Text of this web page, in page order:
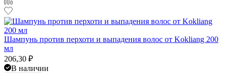
Шампунь против перхоти и выпадения волос от Kokliang 200
мл
206,30 ₽
В наличии